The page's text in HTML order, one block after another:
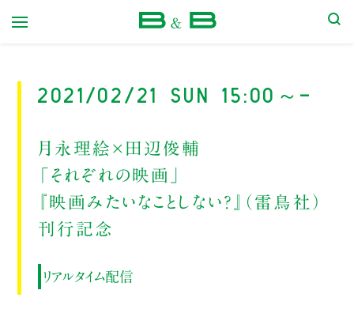
2021/02/21 Sun 15:00～-
月永理絵×田辺俊輔
「それぞれの映画」
『映画みたいなことしない？』（雷鳥社）
刊行記念
リアルタイム配信